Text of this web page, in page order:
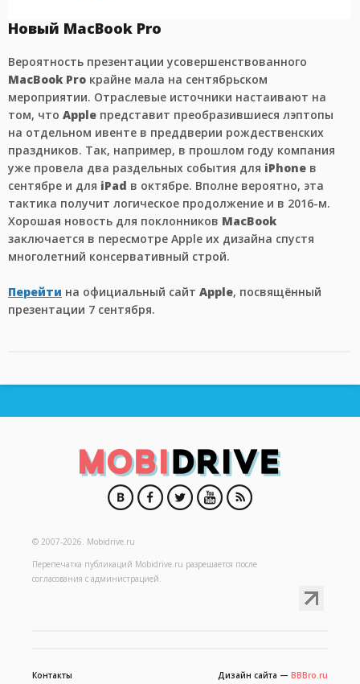
Новый MacBook Pro
Вероятность презентации усовершенствованного
MacBook Pro крайне мала на сентябрьском
мероприятии. Отраслевые источники настаивают на
том, что Apple представит преобразившиеся лэптопы
на отдельном ивенте в преддверии рождественских
праздников. Так, например, в прошлом году компания
уже провела два раздельных события для iPhone в
сентябре и для iPad в октябре. Вполне вероятно, эта
тактика получит логическое продолжение и в 2016-м.
Хорошая новость для поклонников MacBook
заключается в пересмотре Apple их дизайна спустя
многолетний консервативный строй.
Перейти на официальный сайт Apple, посвящённый
презентации 7 сентября.
© 2007-2026. Mobidrive.ru
Перепечатка публикаций Mobidrive.ru разрешается после
согласования с администрацией.
Дизайн сайта — BBBro.ru
Контакты